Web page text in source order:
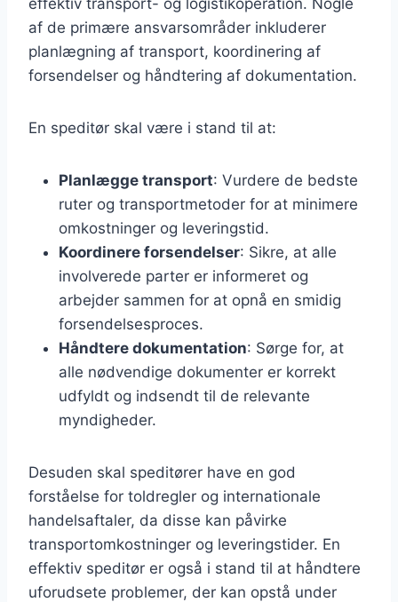
af de primære ansvarsområder inkluderer
planlægning af transport, koordinering af
forsendelser og håndtering af dokumentation.
En speditør skal være i stand til at:
Planlægge transport: Vurdere de bedste
ruter og transportmetoder for at minimere
omkostninger og leveringstid.
Koordinere forsendelser: Sikre, at alle
involverede parter er informeret og
arbejder sammen for at opnå en smidig
forsendelsesproces.
Håndtere dokumentation: Sørge for, at
alle nødvendige dokumenter er korrekt
udfyldt og indsendt til de relevante
myndigheder.
Desuden skal speditører have en god
forståelse for toldregler og internationale
handelsaftaler, da disse kan påvirke
transportomkostninger og leveringstider. En
effektiv speditør er også i stand til at håndtere
uforudsete problemer, der kan opstå under